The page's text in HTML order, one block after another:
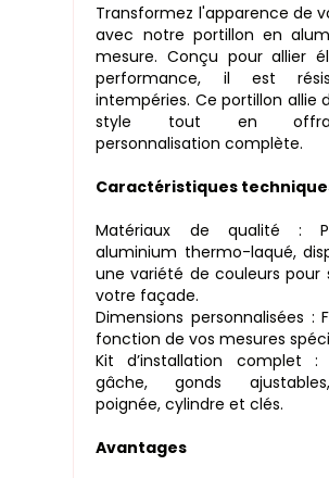
Transformez l'apparence de
avec notre portillon en
mesure. Conçu pour allier
performance, il est
intempéries. Ce portillon allie
style tout en
personnalisation complète.
Caractéristiques
Matériaux de qualité :
aluminium thermo-laqué,
une variété de couleurs pour
votre façade.
Dimensions personnalisées :
fonction de vos mesures
Kit d’installation complet :
gâche, gonds
poignée, cylindre et clés.
Avantages